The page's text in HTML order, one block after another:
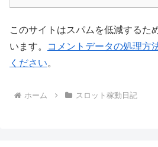
このサイトはスパムを低減するた
います。
コメントデータの処理方
ください。
ホーム スロット稼動日記